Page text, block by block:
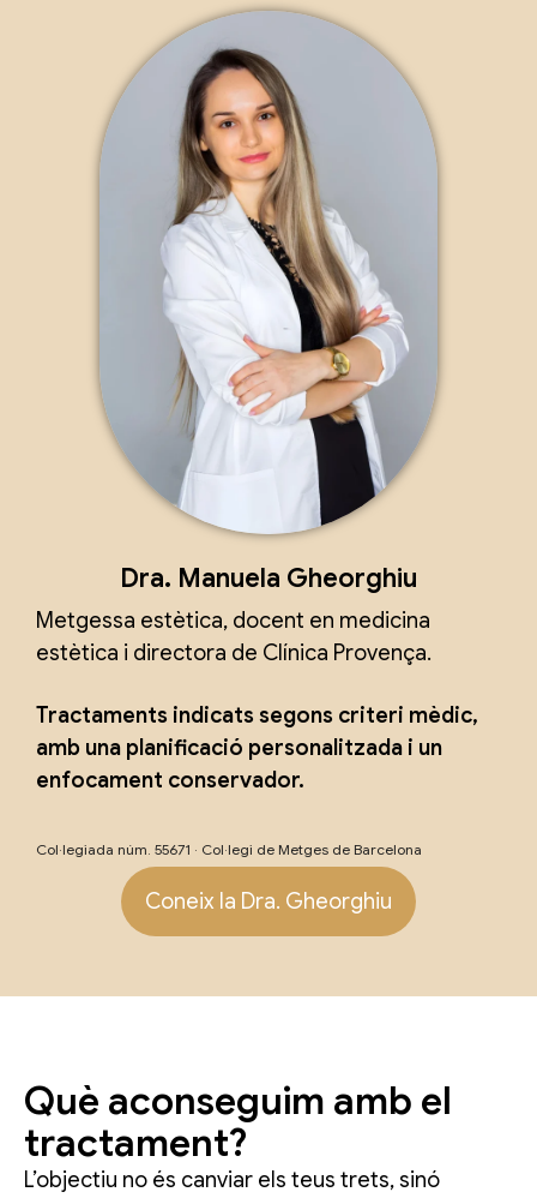
Dra. Manuela Gheorghiu
Metgessa estètica, docent en medicina
estètica i directora de Clínica Provença.
Tractaments indicats segons criteri mèdic,
amb una planificació personalitzada i un
enfocament conservador.
Col·legiada núm. 55671 · Col·legi de Metges de Barcelona
Coneix la Dra. Gheorghiu
Què aconseguim amb el
tractament?
L’objectiu no és canviar els teus trets, sinó